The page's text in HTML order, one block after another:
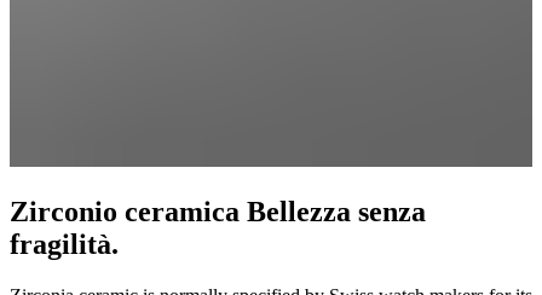
Zirconio ceramica Bellezza senza
fragilità.